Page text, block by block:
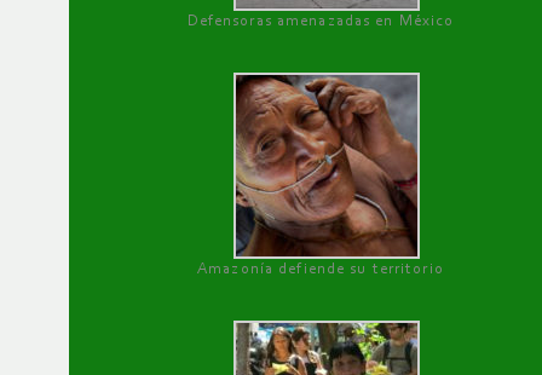
Defensoras amenazadas en México
Amazonía defiende su territorio